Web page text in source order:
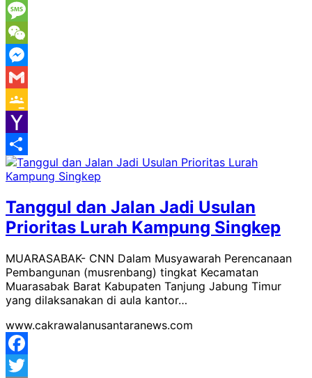
Viber
Message
WeChat
Messenger
Gmail
Google
Classroom
Yahoo
Mail
Share
Tanggul dan Jalan Jadi Usulan
Prioritas Lurah Kampung Singkep
MUARASABAK- CNN Dalam Musyawarah Perencanaan
Pembangunan (musrenbang) tingkat Kecamatan
Muarasabak Barat Kabupaten Tanjung Jabung Timur
yang dilaksanakan di aula kantor…
www.cakrawalanusantaranews.com
Facebook